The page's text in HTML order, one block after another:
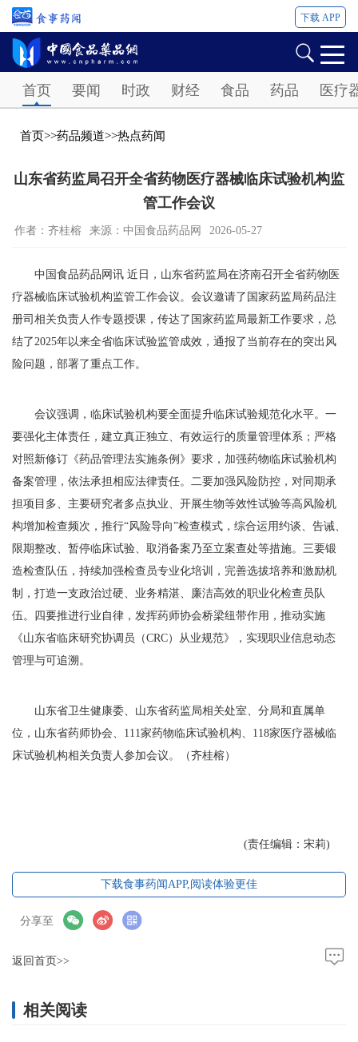
下载 APP
首页 要闻 时政 财经 食品 药品 医疗
首页>>药品频道>>热点药闻
山东省药监局召开全省药物医疗器械临床试验机构监
管工作会议
作者：齐桂榕 来源：中国食品药品网 2026-05-27
中国食品药品网讯 近日，山东省药监局在济南召开全省药物医
疗器械临床试验机构监管工作会议。会议邀请了国家药监局药品注
册司相关负责人作专题授课，传达了国家药监局最新工作要求，总
结了2025年以来全省临床试验监管成效，通报了当前存在的突出风
险问题，部署了重点工作。
会议强调，临床试验机构要全面提升临床试验规范化水平。一
要强化主体责任，建立真正独立、有效运行的质量管理体系；严格
对照新修订《药品管理法实施条例》要求，加强药物临床试验机构
备案管理，依法承担相应法律责任。二要加强风险防控，对同期承
担项目多、主要研究者多点执业、开展生物等效性试验等高风险机
构增加检查频次，推行“风险导向”检查模式，综合运用约谈、告诫、
限期整改、暂停临床试验、取消备案乃至立案查处等措施。三要锻
造检查队伍，持续加强检查员专业化培训，完善选拔培养和激励机
制，打造一支政治过硬、业务精湛、廉洁高效的职业化检查员队
伍。四要推进行业自律，发挥药师协会桥梁纽带作用，推动实施
《山东省临床研究协调员（CRC）从业规范》，实现职业信息动态
管理与可追溯。
山东省卫生健康委、山东省药监局相关处室、分局和直属单
位，山东省药师协会、111家药物临床试验机构、118家医疗器械临
床试验机构相关负责人参加会议。（齐桂榕）
(责任编辑：宋莉)
下载食事药闻APP,阅读体验更佳
分享至
返回首页>>
相关阅读